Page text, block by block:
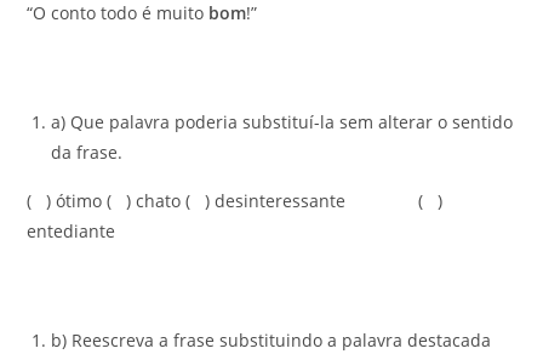
“O conto todo é muito bom!”
a) Que palavra poderia substituí-la sem alterar o sentido
da frase.
( ) ótimo ( ) chato ( ) desinteressante ( )
entediante
b) Reescreva a frase substituindo a palavra destacada